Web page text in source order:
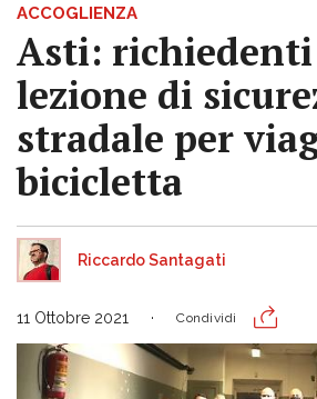
ACCOGLIENZA
Asti: richiedenti
lezione di
stradale per
bicicletta
Riccardo Santagati
11 Ottobre 2021 Condividi